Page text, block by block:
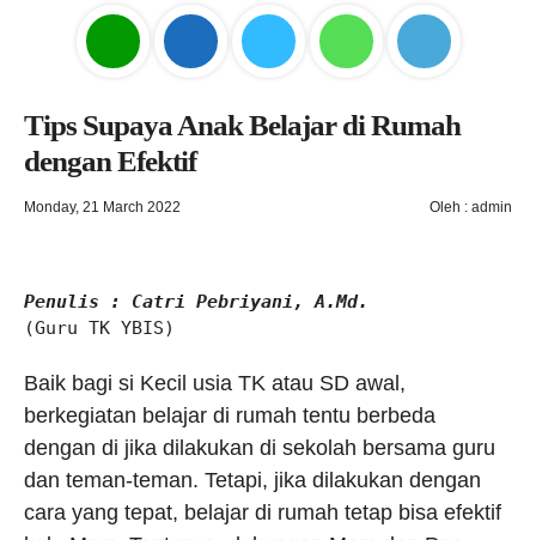
Tips Supaya Anak Belajar di Rumah
dengan Efektif
Monday, 21 March 2022 Oleh : admin
Penulis : Catri Pebriyani, A.Md.
(Guru TK YBIS)
Baik bagi si Kecil usia TK atau SD awal,
berkegiatan belajar di rumah tentu berbeda
dengan di jika dilakukan di sekolah bersama guru
dan teman-teman. Tetapi, jika dilakukan dengan
cara yang tepat, belajar di rumah tetap bisa efektif